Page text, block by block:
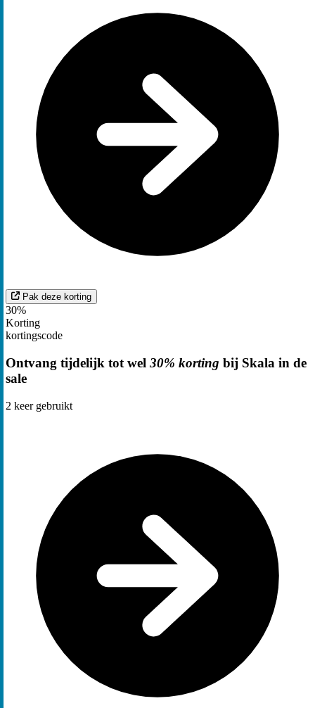
Pak deze korting
30%
Korting
kortingscode
Ontvang tijdelijk tot wel 30% korting bij Skala in de
sale
2 keer gebruikt